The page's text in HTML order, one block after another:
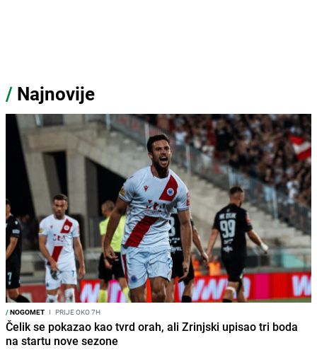
/ Najnovije
/NOGOMET I PRIJE OKO 7H
Čelik se pokazao kao tvrd orah, ali Zrinjski upisao tri boda
na startu nove sezone